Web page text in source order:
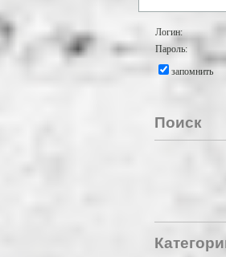
Логин:
Пароль:
запомнить
Поиск